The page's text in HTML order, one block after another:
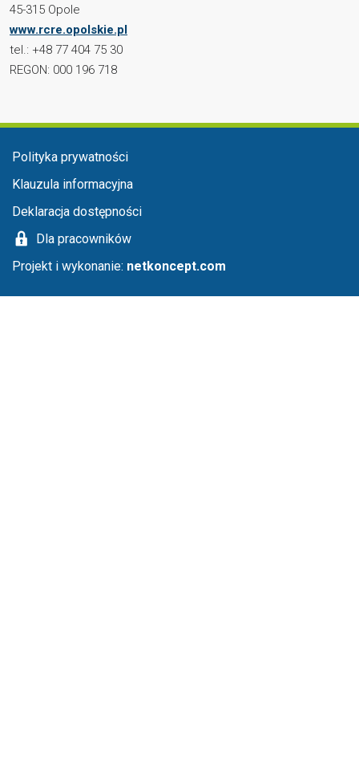
45-315 Opole
www.rcre.opolskie.pl
tel.: +48 77 404 75 30
REGON: 000 196 718
Menu stopka
Polityka prywatności
Klauzula informacyjna
Deklaracja dostępności
Dla pracowników
Projekt i wykonanie: netkoncept.com